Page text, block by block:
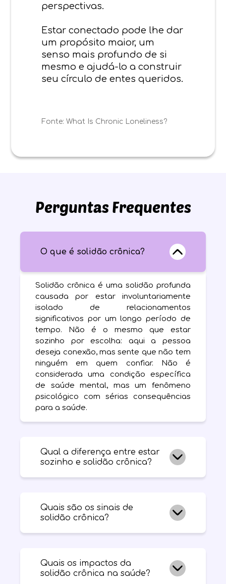
perspectivas.
Estar conectado pode lhe dar
um propósito maior, um
senso mais profundo de si
mesmo e ajudá-lo a construir
seu círculo de entes queridos.
Fonte: What Is Chronic Loneliness?
Perguntas Frequentes
O que é solidão crônica?
Solidão crônica é uma solidão profunda
causada por estar involuntariamente
isolado de relacionamentos
significativos por um longo período de
tempo. Não é o mesmo que estar
sozinho por escolha: aqui a pessoa
deseja conexão, mas sente que não tem
ninguém em quem confiar. Não é
considerada uma condição específica
de saúde mental, mas um fenômeno
psicológico com sérias consequências
para a saúde.
Qual a diferença entre estar
sozinho e solidão crônica?
ativa e agradável, em que você
aproveita momentos consigo mesmo e
outras pessoas. A solidão crônica é
um parceiro, amigo ou familiar, mas
sente que não tem ninguém, por um
Quais são os sinais de
solidão crônica?
tem nenhum relacionamento
significativo com quem compartilhar
Quais os impactos da
solidão crônica na saúde?